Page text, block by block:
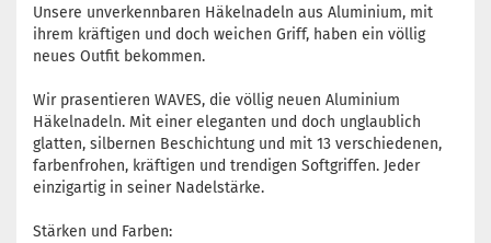
Unsere unverkennbaren Häkelnadeln aus Aluminium, mit
ihrem kräftigen und doch weichen Griff, haben ein völlig
neues Outfit bekommen.
Wir prasentieren WAVES, die völlig neuen Aluminium
Häkelnadeln. Mit einer eleganten und doch unglaublich
glatten, silbernen Beschichtung und mit 13 verschiedenen,
farbenfrohen, kräftigen und trendigen Softgriffen. Jeder
einzigartig in seiner Nadelstärke.
Stärken und Farben: